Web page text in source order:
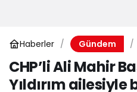
Haberler Gündem
CHP’li Ali Mahir
Yıldırım ailesiyle